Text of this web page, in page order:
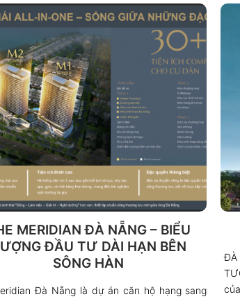
MERIDIAN ĐÀ NẴNG – BIỂU
ĐẦU TƯ DÀI HẠN BÊN
SÔNG HÀN
Đà Nẵng là dự án căn hộ hạng sang
ĐÀ